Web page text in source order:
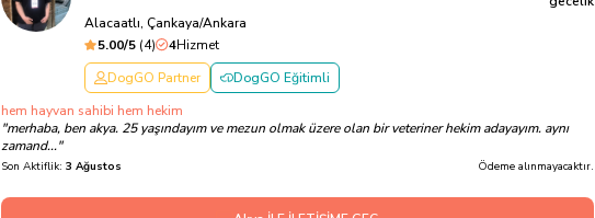
Alacaatlı, Çankaya/Ankara
5.00/5 (4) 4Hizmet
DogGO Partner
DogGO Eğitimli
hem hayvan sahibi hem hekim
"merhaba, ben akya. 25 yaşındayım ve mezun olmak üzere olan bir veteriner hekim adayayım. aynı
zamand..."
Son Aktiflik: 3 Ağustos Ödeme alınmayacaktır.